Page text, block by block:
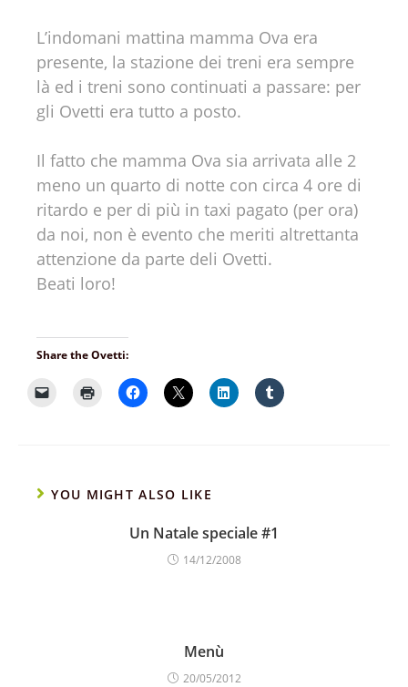
L’indomani mattina mamma Ova era
presente, la stazione dei treni era sempre
là ed i treni sono continuati a passare: per
gli Ovetti era tutto a posto.
Il fatto che mamma Ova sia arrivata alle 2
meno un quarto di notte con circa 4 ore di
ritardo e per di più in taxi pagato (per ora)
da noi, non è evento che meriti altrettanta
attenzione da parte deli Ovetti.
Beati loro!
Share the Ovetti:
YOU MIGHT ALSO LIKE
Un Natale speciale #1
14/12/2008
Menù
20/05/2012